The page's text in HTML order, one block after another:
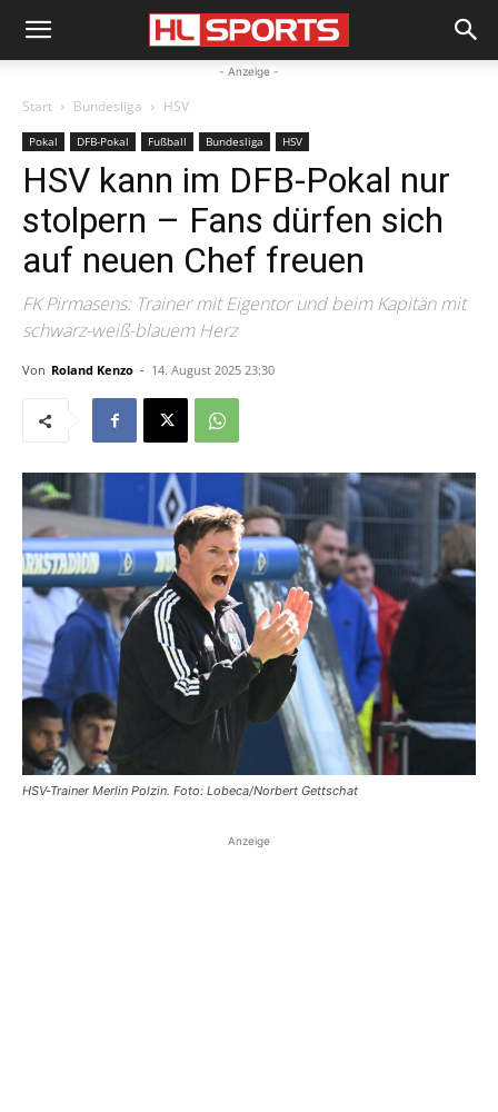
- Anzeige -
Start Bundesliga HSV
Pokal DFB-Pokal Fußball Bundesliga HSV
HSV kann im DFB-Pokal nur
stolpern – Fans dürfen sich
auf neuen Chef freuen
FK Pirmasens: Trainer mit Eigentor und beim Kapitän mit
schwarz-weiß-blauem Herz
Von Roland Kenzo - 14. August 2025 23:30
HSV-Trainer Merlin Polzin. Foto: Lobeca/Norbert Gettschat
Anzeige